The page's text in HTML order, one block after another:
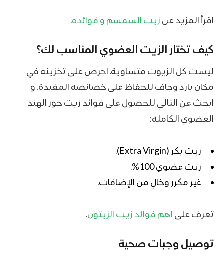
اقرأ المزيد عن زيت السمسم و فوائده.
كيف تختار الزيت العضوي المناسب لك؟
ليست كل الزيوت متساوية. احرص على تخزينه في
مكان بارد وجاف للحفاظ على خصائصه المفيدة. و
ابحث عن التالي للحصول على فوائد زيت جوز الهند
العضوي الكاملة:
زيت بكر (Extra Virgin).
زيت عضوي 100%.
غير مكرر وخالٍ من الإضافات.
تعرف على اهم فوائد زيت الزيتون.
توصيل وجبات صحية